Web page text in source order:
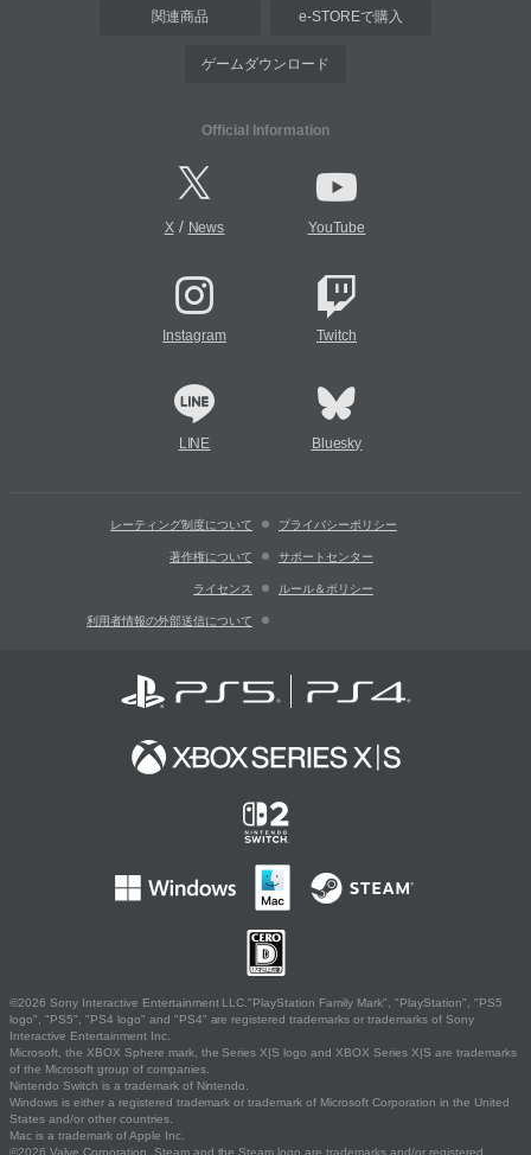
関連商品 e-STOREで購入
ゲームダウンロード
Official Information
X/ News YouTube
Instagram Twitch
LINE Bluesky
レーティング制度について プライバシーポリシー
著作権について サポートセンター
ライセンス ルール＆ポリシー
利用者情報の外部送信について
©2026 Sony Interactive Entertainment LLC."PlayStation Family Mark", "PlayStation", "PS5
logo", "PS5", "PS4 logo" and "PS4" are registered trademarks or trademarks of Sony
Interactive Entertainment Inc.
Microsoft, the XBOX Sphere mark, the Series X|S logo and XBOX Series X|S are trademarks
of the Microsoft group of companies.
Nintendo Switch is a trademark of Nintendo.
Windows is either a registered trademark or trademark of Microsoft Corporation in the United
States and/or other countries.
Mac is a trademark of Apple Inc.
©2026 Valve Corporation. Steam and the Steam logo are trademarks and/or registered